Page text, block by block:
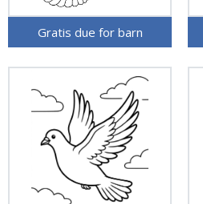
Gratis due for barn